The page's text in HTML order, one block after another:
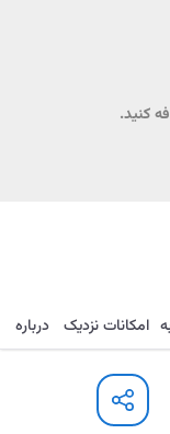
کنید.
امکانات نزدیک درباره